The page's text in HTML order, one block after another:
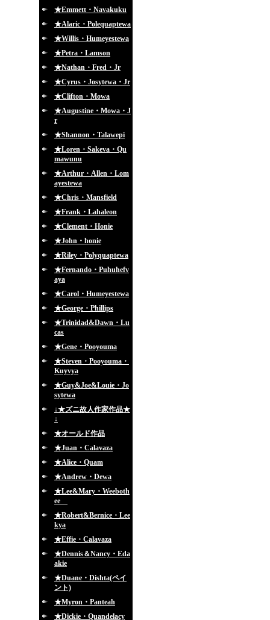
★Emmett・Navakuku
★Alaric・Polequaptewa
★Willis・Humeyestewa
★Petra・Lamson
★Nathan・Fred・Jr
★Cyrus・Josytewa・Jr
★Clifton・Mowa
★Augustine・Mowa・J
r
★Shannon・Talawepi
★Loren・Sakeva・Qu
mawunu
★Arthur・Allen・Lom
ayestewa
★Chris・Mansfield
★Frank・Lahaleon
★Clement・Honie
★John・honie
★Riley・Polyquaptewa
★Fernando・Puhuhefv
aya
★Carol・Humeyestewa
★George・Phillips
★Trinidad&Dawn・Lu
cas
★Gene・Pooyouma
★Steven・Pooyouma・
Kuyvya
★Guy&Joe&Louie・Jo
sytewa
↓★ズニ故人作家作品★
↓
★オールド作品
★Juan・Calavaza
★Alice・Quam
★Andrew・Dewa
★Lee&Mary・Weeboth
ee
★Robert&Bernice・Lee
kya
★Effie・Calavaza
★Dennis＆Nancy・Eda
akie
★Duane・Dishta(ペイ
ント)
★Myron・Panteah
★Dickie・Quandelacy